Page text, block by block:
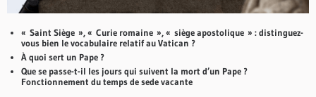
« Saint Siège », « Curie romaine », « siège apostolique » : distinguez-
vous bien le vocabulaire relatif au Vatican ?
À quoi sert un Pape ?
Que se passe-t-il les jours qui suivent la mort d’un Pape ?
Fonctionnement du temps de sede vacante